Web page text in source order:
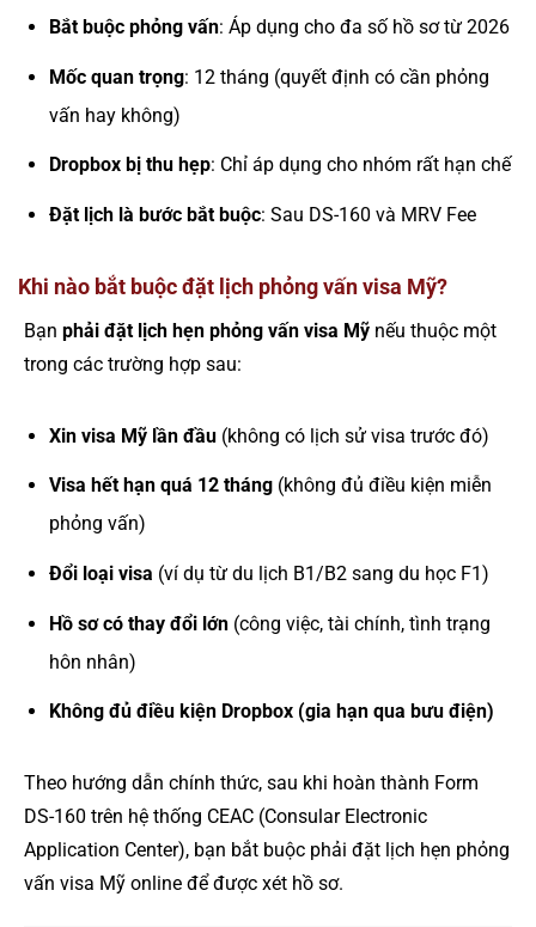
Bắt buộc phỏng vấn: Áp dụng cho đa số hồ sơ từ 2026
Mốc quan trọng: 12 tháng (quyết định có cần phỏng
vấn hay không)
Dropbox bị thu hẹp: Chỉ áp dụng cho nhóm rất hạn chế
Đặt lịch là bước bắt buộc: Sau DS-160 và MRV Fee
Khi nào bắt buộc đặt lịch phỏng vấn visa Mỹ?
Bạn phải đặt lịch hẹn phỏng vấn visa Mỹ nếu thuộc một
trong các trường hợp sau:
Xin visa Mỹ lần đầu(không có lịch sử visa trước đó)
Visa hết hạn quá 12 tháng(không đủ điều kiện miễn
phỏng vấn)
Đổi loại visa (ví dụ từ du lịch B1/B2 sang du học F1)
Hồ sơ có thay đổi lớn(công việc, tài chính, tình trạng
hôn nhân)
Không đủ điều kiện Dropbox (gia hạn qua bưu điện)
Theo hướng dẫn chính thức, sau khi hoàn thành Form
DS-160 trên hệ thống CEAC (Consular Electronic
Application Center), bạn bắt buộc phải đặt lịch hẹn phỏng
vấn visa Mỹ online để được xét hồ sơ.